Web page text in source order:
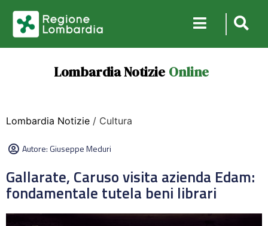
Lombardia Notizie Online
Lombardia Notizie / Cultura
Autore:Giuseppe Meduri
Gallarate, Caruso visita azienda Edam:
fondamentale tutela beni librari